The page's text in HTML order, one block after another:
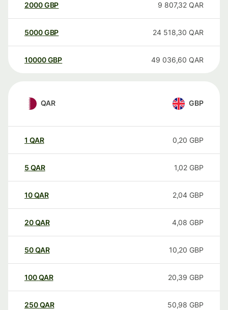
2000GBP 9 807,32 QAR
5000GBP 24 518,30 QAR
10000 GBP 49 036,60 QAR
QAR GBP
1 QAR 0,20 GBP
5 QAR 1,02 GBP
10QAR 2,04 GBP
20QAR 4,08 GBP
50QAR 10,20 GBP
100QAR 20,39 GBP
250QAR 50,98 GBP